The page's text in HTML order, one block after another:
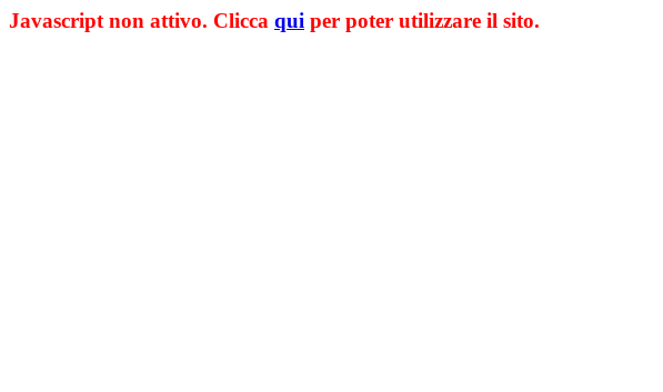
Javascript non attivo. Clicca qui per poter utilizzare il sito.